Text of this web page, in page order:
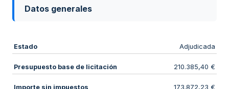
Datos generales
Estado Adjudicada
Presupuesto base de licitación 210.385,40 €
Importe sin impuestos 173.872,23 €